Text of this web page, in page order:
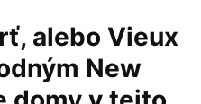
alebo Vieux
New